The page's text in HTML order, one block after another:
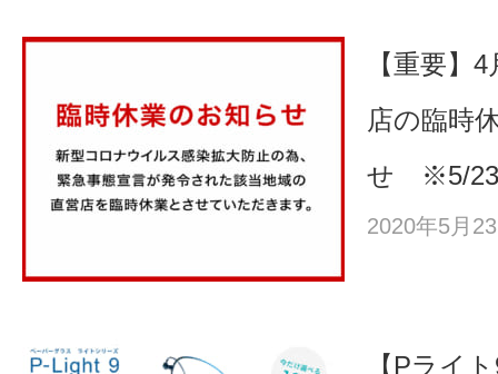
【重要】
店の臨時
せ ※5/23
2020年5月
【Pライ